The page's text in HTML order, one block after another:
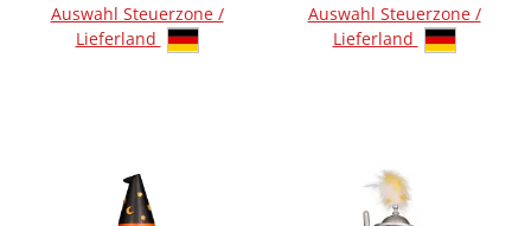
Auswahl Steuerzone /
Lieferland
Auswahl Steuerzone /
Lieferland